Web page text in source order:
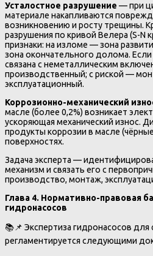
Усталостное разрушение — при
материале накапливаются
возникновению и росту трещины.
разрушения по кривой Велера (S-N
признаки: на изломе — зона
зона окончательного долома.
связана с неметаллическим
производственный; с риской —
эксплуатационный.
Коррозионно-механический
масле (более 0,2%) возникает
ускоряющая механический износ.
продукты коррозии в масле
поверхностях.
Задача эксперта —
механизм и связать его с
производство, монтаж,
Глава 4. Нормативно-правовая
гидронасосов
📚📌 Экспертиза гидронасосов
регламентируется следующими